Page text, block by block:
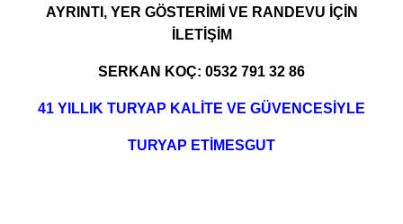
AYRINTI, YER GÖSTERİMİ VE RANDEVU İÇİN
İLETİŞİM
SERKAN KOÇ: 0532 791 32 86
41 YILLIK TURYAP KALİTE VE GÜVENCESİYLE
TURYAP ETİMESGUT